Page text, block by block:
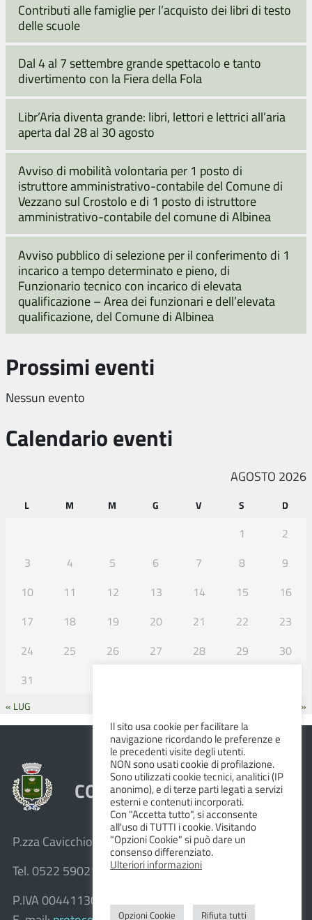
Contributi alle famiglie per l’acquisto dei libri di testo
delle scuole
Dal 4 al 7 settembre grande spettacolo e tanto
divertimento con la Fiera della Fola
Libr’Aria diventa grande: libri, lettori e lettrici all’aria
aperta dal 28 al 30 agosto
Avviso di mobilità volontaria per 1 posto di
istruttore amministrativo-contabile del Comune di
Vezzano sul Crostolo e di 1 posto di istruttore
amministrativo-contabile del comune di Albinea
Avviso pubblico di selezione per il conferimento di 1
incarico a tempo determinato e pieno, di
Funzionario tecnico con incarico di elevata
qualificazione – Area dei funzionari e dell’elevata
qualificazione, del Comune di Albinea
Prossimi eventi
Nessun evento
Calendario eventi
AGOSTO 2026
L M M G V S D
1
2
3
4 5 6 7 8
9
10
11 12 13 14 15
16
17
18 19 20 21 22
23
24
25 26 27 28 29
30
31
« LUG SET »
COMUNE DI ALBINEA
P.zza Cavicchioni, 8 – 42020 Albinea (R.E.)
Tel. 0522 590211 – Fax 0522 590236
P.IVA 00441130358
Il sito usa cookie per facilitare la
navigazione ricordando le preferenze e
le precedenti visite degli utenti.
NON sono usati cookie di profilazione.
Sono utilizzati cookie tecnici, analitici (IP
anonimo), e di terze parti legati a servizi
esterni e contenuti incorporati.
Con "Accetta tutto", si acconsente
all'uso di TUTTI i cookie. Visitando
"Opzioni Cookie" si può dare un
consenso differenziato.
Ulteriori informazioni
Opzioni Cookie Rifiuta tutti